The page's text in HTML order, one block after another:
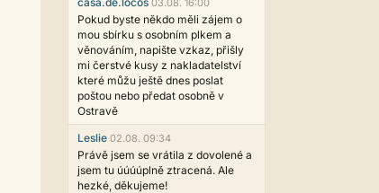
03.08. 16:00
Pokud byste někdo měli zájem o
mou sbírku s osobním plkem a
věnováním, napište vzkaz, přišly
mi čerstvé kusy z nakladatelství
které můžu ještě dnes poslat
poštou nebo předat osobně v
Ostravě
Leslie 02.08. 09:34
Právě jsem se vrátila z dovolené a
jsem tu úúúúplně ztracená. Ale
hezké, děkujeme!